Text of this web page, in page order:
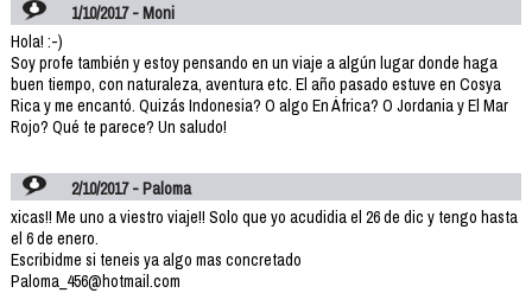
1/10/2017 - Moni
Hola! :-)
Soy profe también y estoy pensando en un viaje a algún lugar donde haga
buen tiempo, con naturaleza, aventura etc. El año pasado estuve en Cosya
Rica y me encantó. Quizás Indonesia? O algo En África? O Jordania y El Mar
Rojo? Qué te parece? Un saludo!
2/10/2017 - Paloma
xicas!! Me uno a viestro viaje!! Solo que yo acudidia el 26 de dic y tengo hasta
el 6 de enero.
Escribidme si teneis ya algo mas concretado
Paloma_456@hotmail.com